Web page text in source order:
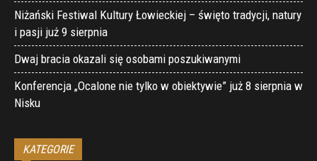
Niżański Festiwal Kultury Łowieckiej – święto tradycji, natury
i pasji już 9 sierpnia
Dwaj bracia okazali się osobami poszukiwanymi
Konferencja „Ocalone nie tylko w obiektywie” już 8 sierpnia w
Nisku
KATEGORIE